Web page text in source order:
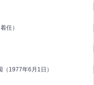
任）
1977年6月1日）